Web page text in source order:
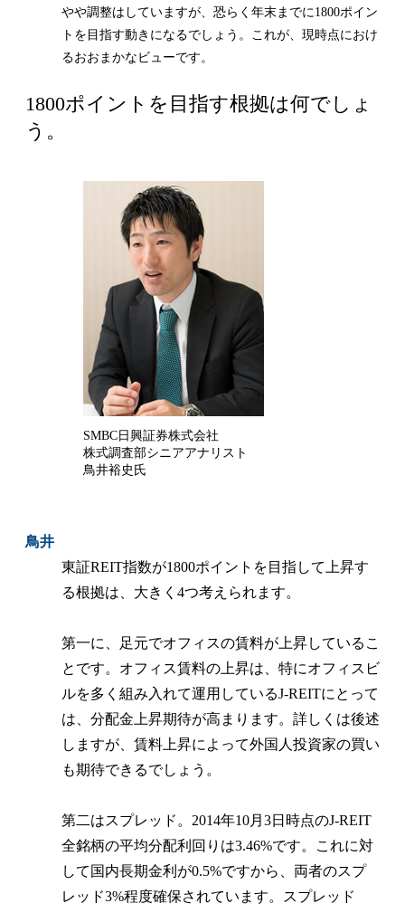
やや調整はしていますが、恐らく年末までに1800ポイン
トを目指す動きになるでしょう。これが、現時点におけ
るおおまかなビューです。
1800ポイントを目指す根拠は何でしょ
う。
SMBC日興証券株式会社
株式調査部シニアアナリスト
鳥井裕史氏
鳥井
東証REIT指数が1800ポイントを目指して上昇す
る根拠は、大きく4つ考えられます。
第一に、足元でオフィスの賃料が上昇しているこ
とです。オフィス賃料の上昇は、特にオフィスビ
ルを多く組み入れて運用しているJ-REITにとって
は、分配金上昇期待が高まります。詳しくは後述
しますが、賃料上昇によって外国人投資家の買い
も期待できるでしょう。
第二はスプレッド。2014年10月3日時点のJ-REIT
全銘柄の平均分配利回りは3.46%です。これに対
して国内長期金利が0.5%ですから、両者のスプ
レッド3%程度確保されています。スプレッド